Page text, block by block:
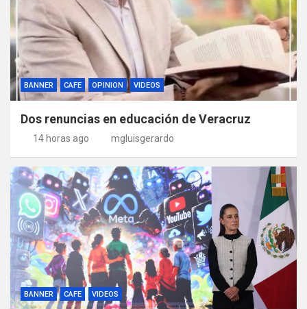
BANNER CAFE OPINION VIDEOS
Dos renuncias en educación de Veracruz
14 horas ago mgluisgerardo
BANNER CAFE VIDEOS